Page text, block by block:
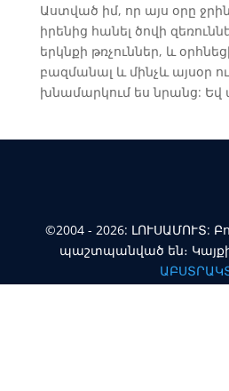
Աստված իմ, որ այս օրը
իրենից հանել ծովի
երկնքի թռչուններ, և
բազմանալ և մինչև այսօր
խնամարկում ես նրանց: Եվ
©2004 - 2026: ԼՈՒՍԱՄՈՒՏ:
պաշտպանված են։